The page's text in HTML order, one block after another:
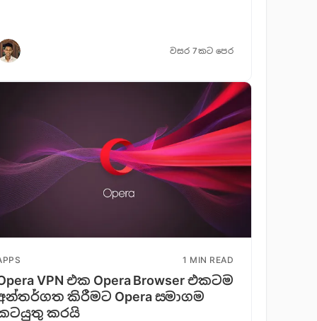
වසර 7කට පෙර
1 MIN READ
VPN එක Opera Browser එකටම
කිරීමට Opera සමාගම
කරයි